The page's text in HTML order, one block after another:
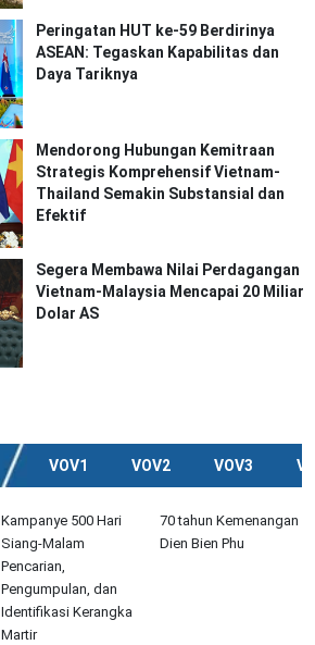
Peringatan HUT ke-59 Berdirinya
ASEAN: Tegaskan Kapabilitas dan
Daya Tariknya
Mendorong Hubungan Kemitraan
Strategis Komprehensif Vietnam-
Thailand Semakin Substansial dan
Efektif
Segera Membawa Nilai Perdagangan
Vietnam-Malaysia Mencapai 20 Miliar
Dolar AS
VOV1 VOV2 VOV3
Kampanye 500 Hari
Siang-Malam
Pencarian,
Pengumpulan, dan
Identifikasi Kerangka
Martir
70 tahun Kemenangan
Dien Bien Phu